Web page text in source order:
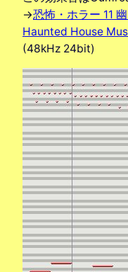
→恐怖・ホラー 11
Haunted House
(48kHz 24bit)